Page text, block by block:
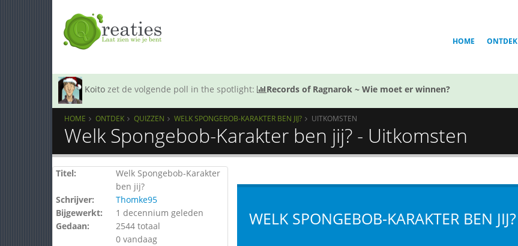
HOME ONTDEK
Koito zet de volgende poll in the spotlight: Records of Ragnarok ~ Wie moet er winnen?
HOME ONTDEK QUIZZEN WELK SPONGEBOB-KARAKTER BEN JIJ? UITKOMSTEN
Welk Spongebob-Karakter ben jij? - Uitkomsten
Titel:
Welk Spongebob-Karakter
ben jij?
Schrijver:
Thomke95
Bijgewerkt:
1 decennium geleden
Gedaan:
2544 totaal
0 vandaag
WELK SPONGEBOB-KARAKTER BEN JIJ?